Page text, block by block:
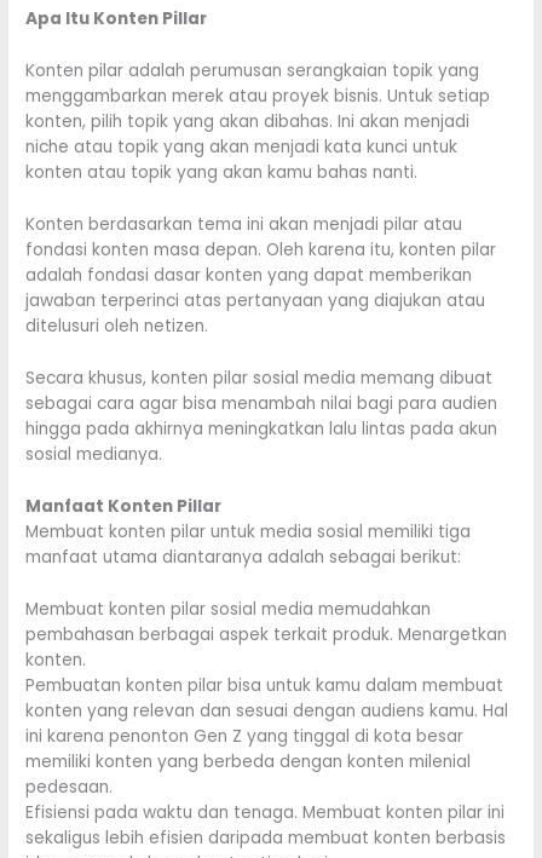
Apa Itu Konten Pillar
Konten pilar adalah perumusan serangkaian topik yang
menggambarkan merek atau proyek bisnis. Untuk setiap
konten, pilih topik yang akan dibahas. Ini akan menjadi
niche atau topik yang akan menjadi kata kunci untuk
konten atau topik yang akan kamu bahas nanti.
Konten berdasarkan tema ini akan menjadi pilar atau
fondasi konten masa depan. Oleh karena itu, konten pilar
adalah fondasi dasar konten yang dapat memberikan
jawaban terperinci atas pertanyaan yang diajukan atau
ditelusuri oleh netizen.
Secara khusus, konten pilar sosial media memang dibuat
sebagai cara agar bisa menambah nilai bagi para audien
hingga pada akhirnya meningkatkan lalu lintas pada akun
sosial medianya.
Manfaat Konten Pillar
Membuat konten pilar untuk media sosial memiliki tiga
manfaat utama diantaranya adalah sebagai berikut:
Membuat konten pilar sosial media memudahkan
pembahasan berbagai aspek terkait produk. Menargetkan
konten.
Pembuatan konten pilar bisa untuk kamu dalam membuat
konten yang relevan dan sesuai dengan audiens kamu. Hal
ini karena penonton Gen Z yang tinggal di kota besar
memiliki konten yang berbeda dengan konten milenial
pedesaan.
Efisiensi pada waktu dan tenaga. Membuat konten pilar ini
sekaligus lebih efisien daripada membuat konten berbasis